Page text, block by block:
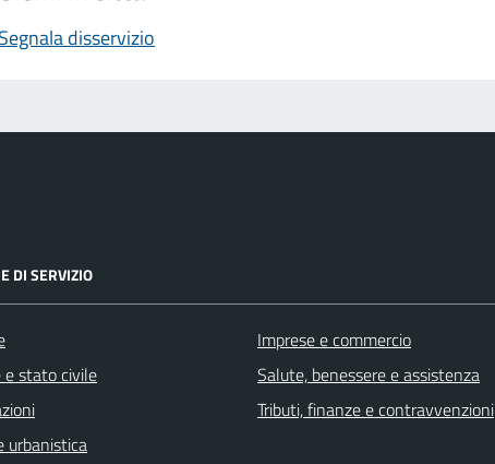
Segnala disservizio
DI SERVIZIO
e stato civile
urbanistica
Imprese e commercio
Salute, benessere e assistenza
Tributi, finanze e contravvenzioni